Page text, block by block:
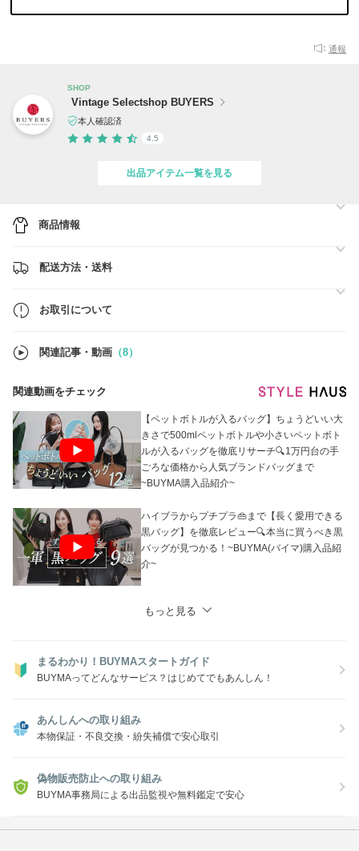
通報
SHOP
Vintage Selectshop BUYERS
本人確認済
4.5
出品アイテム一覧を見る
商品情報
配送方法・送料
お取引について
関連記事・動画 （8）
関連動画をチェック
【ペットボトルが入るバッグ】ちょうどいい大
きさで500mlペットボトルや小さいペットボト
ルが入るバッグを徹底リサーチ🔍1万円台の手
ごろな価格から人気ブランドバッグまで
~BUYMA購入品紹介~
ハイブラからプチプラ👜まで【長く愛用できる
黒バッグ】を徹底レビュー🔍本当に買うべき黒
バッグが見つかる！~BUYMA(バイマ)購入品紹
介~
もっと見る
まるわかり！BUYMAスタートガイド
BUYMAってどんなサービス？はじめてでもあんしん！
あんしんへの取り組み
本物保証・不良交換・紛失補償で安心取引
偽物販売防止への取り組み
BUYMA事務局による出品監視や無料鑑定で安心